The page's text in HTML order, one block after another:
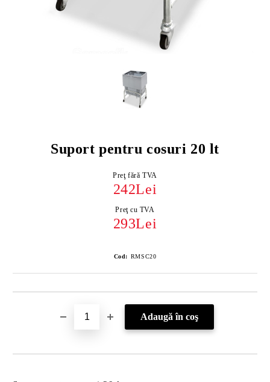
Suport pentru cosuri 20 lt
Preţ fără TVA
242Lei
Preţ cu TVA
293Lei
Cod: RMSC20